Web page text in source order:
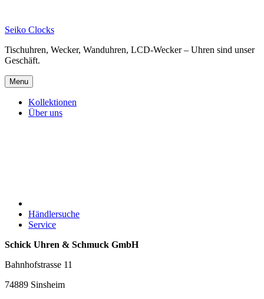
content
Seiko Clocks
Tischuhren, Wecker, Wanduhren, LCD-Wecker – Uhren sind unser
Geschäft.
Menu
Kollektionen
Über uns
Händlersuche
Service
Schick Uhren & Schmuck GmbH
Bahnhofstrasse 11
74889 Sinsheim